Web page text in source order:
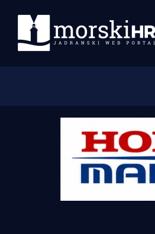
Morski plus